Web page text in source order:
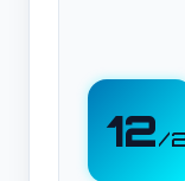
12/